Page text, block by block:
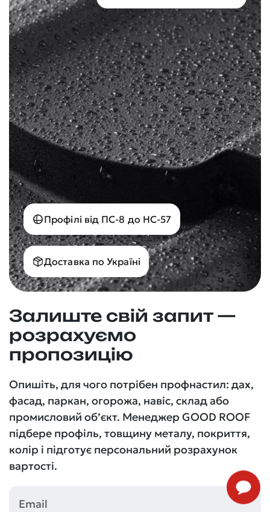
Профілі від ПС-8 до НС-57
Доставка по Україні
Залиште свій запит —
розрахуємо
пропозицію
Опишіть, для чого потрібен профнастил: дах,
фасад, паркан, огорожа, навіс, склад або
промисловий об’єкт. Менеджер GOOD ROOF
підбере профіль, товщину металу, покриття,
колір і підготує персональний розрахунок
вартості.